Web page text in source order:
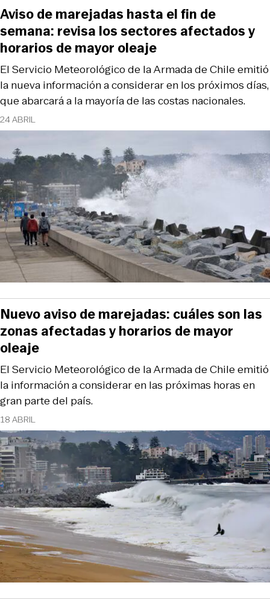
24 ABRIL
El Servicio Meteorológico de la Armada de Chile emitió
la nueva información a considerar en los próximos días,
que abarcará a la mayoría de las costas nacionales.
Aviso de marejadas hasta el fin de
semana: revisa los sectores afectados y
horarios de mayor oleaje
18 ABRIL
El Servicio Meteorológico de la Armada de Chile emitió
la información a considerar en las próximas horas en
gran parte del país.
Nuevo aviso de marejadas: cuáles son las
zonas afectadas y horarios de mayor
oleaje